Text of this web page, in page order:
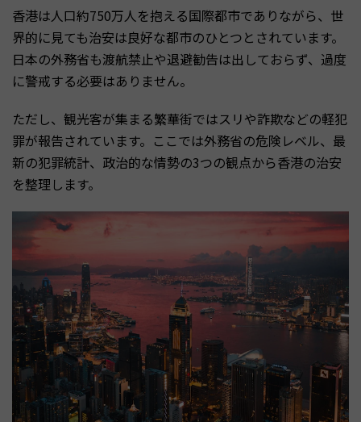
香港は人口約750万人を抱える国際都市でありながら、世
界的に見ても治安は良好な都市のひとつとされています。
日本の外務省も渡航禁止や退避勧告は出しておらず、過度
に警戒する必要はありません。
ただし、観光客が集まる繁華街ではスリや詐欺などの軽犯
罪が報告されています。ここでは外務省の危険レベル、最
新の犯罪統計、政治的な情勢の3つの観点から香港の治安
を整理します。